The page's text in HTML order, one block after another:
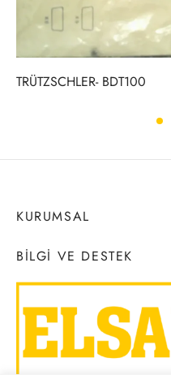
TRÜTZSCHLER- BDT100
KURUMSAL
BILGI VE DESTEK